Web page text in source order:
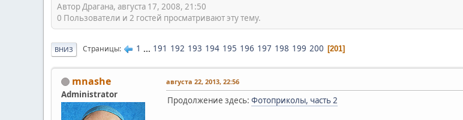
Автор Драгана, августа 17, 2008, 21:50
0 Пользователи и 2 гостей просматривают эту тему.
ВНИЗ Страницы 1 ... 191 192 193 194 195 196 197 198 199 200 201
mnashe
Administrator
августа 22, 2013, 22:56
Продолжение здесь: Фотоприколы, часть 2